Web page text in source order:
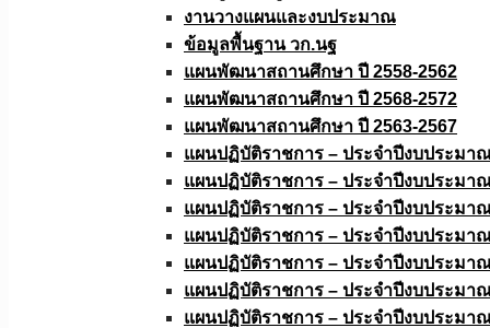
งานวางแผนและงบประมาณ
ข้อมูลพื้นฐาน วก.นฐ
แผนพัฒนาสถานศึกษา ปี 2558-2562
แผนพัฒนาสถานศึกษา ปี 2568-2572
แผนพัฒนาสถานศึกษา ปี 2563-2567
แผนปฏิบัติราชการ – ประจำปีงบประมา
แผนปฏิบัติราชการ – ประจำปีงบประมา
แผนปฏิบัติราชการ – ประจำปีงบประมา
แผนปฏิบัติราชการ – ประจำปีงบประมา
แผนปฏิบัติราชการ – ประจำปีงบประมา
แผนปฏิบัติราชการ – ประจำปีงบประมา
แผนปฏิบัติราชการ – ประจำปีงบประมา